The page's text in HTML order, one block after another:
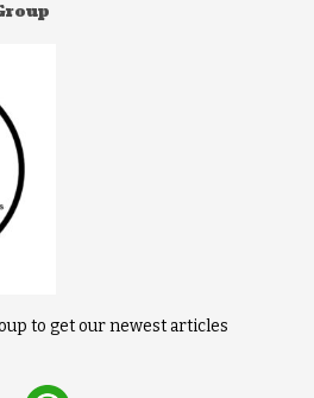
to get our newest articles